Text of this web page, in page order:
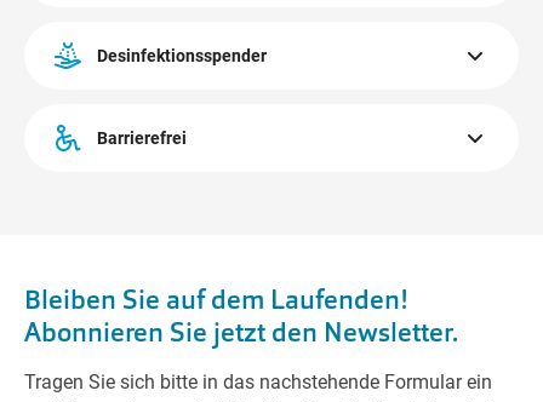
Hygienemanagement-Standard zertifiziert.
Desinfektionsspender
Ausgängen und verteilt im gesamten Center.
Barrierefrei